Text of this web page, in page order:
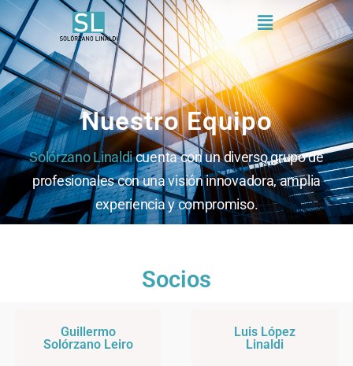
Menú
Nuestro Equipo
Solórzano Linaldicuenta con un diverso grupo de
profesionales con una visión innovadora, amplia
experiencia y compromiso.
Socios
Guillermo
Solórzano Leiro
Luis López
Linaldi